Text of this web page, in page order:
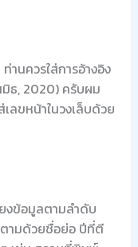
านควรใส่การอ้างอิง
มิธ, 2020) ครับผม
ลขหน้าในวงเล็บด้วย
งข้อมูลตามลำดับ
ามด้วยชื่อย่อ ปีที่ตี